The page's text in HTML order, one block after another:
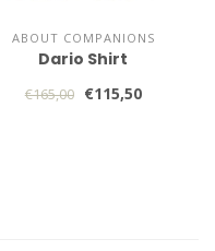
ABOUT COMPANIONS
Dario Shirt
€165,00 €115,50